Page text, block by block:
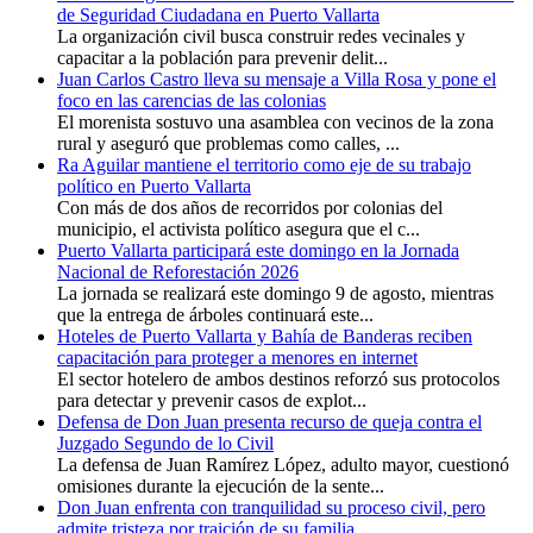
de Seguridad Ciudadana en Puerto Vallarta
La organización civil busca construir redes vecinales y
capacitar a la población para prevenir delit...
Juan Carlos Castro lleva su mensaje a Villa Rosa y pone el
foco en las carencias de las colonias
El morenista sostuvo una asamblea con vecinos de la zona
rural y aseguró que problemas como calles, ...
Ra Aguilar mantiene el territorio como eje de su trabajo
político en Puerto Vallarta
Con más de dos años de recorridos por colonias del
municipio, el activista político asegura que el c...
Puerto Vallarta participará este domingo en la Jornada
Nacional de Reforestación 2026
La jornada se realizará este domingo 9 de agosto, mientras
que la entrega de árboles continuará este...
Hoteles de Puerto Vallarta y Bahía de Banderas reciben
capacitación para proteger a menores en internet
El sector hotelero de ambos destinos reforzó sus protocolos
para detectar y prevenir casos de explot...
Defensa de Don Juan presenta recurso de queja contra el
Juzgado Segundo de lo Civil
La defensa de Juan Ramírez López, adulto mayor, cuestionó
omisiones durante la ejecución de la sente...
Don Juan enfrenta con tranquilidad su proceso civil, pero